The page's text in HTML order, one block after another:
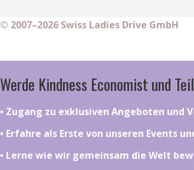
© 2007–2026 Swiss Ladies Drive GmbH
Werde Kindness Economist und
•⁠ ⁠⁠Zugang zu exklusiven Angeboten und
•⁠ ⁠⁠Erfahre als Erste von unseren Events
•⁠ ⁠⁠Lerne wie wir gemeinsam die Welt